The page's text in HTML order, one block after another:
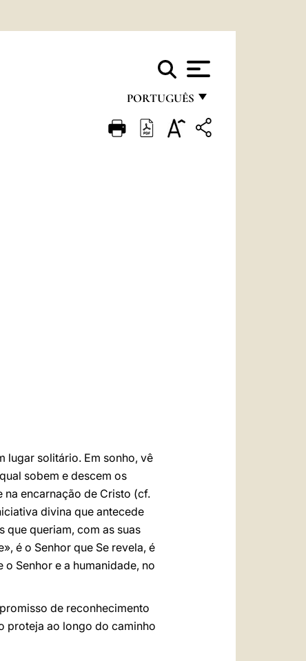
PORTUGUÊS
FRANÇAIS
lugar solitário. Em sonho, vê
sobem e descem os
na encarnação de Cristo (cf.
divina que antecede
que queriam, com as suas
é o Senhor que Se revela, é
Senhor e a humanidade, no
de reconhecimento
proteja ao longo do caminho